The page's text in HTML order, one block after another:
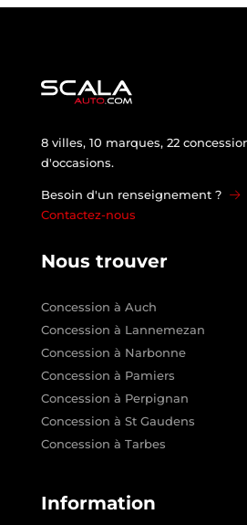
8 villes, 10 marques, 22
d'occasions.
Besoin d'un renseignement ?
Contactez-nous
Nous trouver
Concession à Auch
Concession à Lannemezan
Concession à Narbonne
Concession à Pamiers
Concession à Perpignan
Concession à St Gaudens
Concession à Tarbes
Information